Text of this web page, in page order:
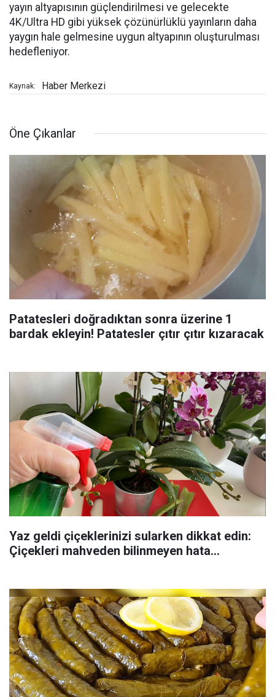
yayın altyapısının güçlendirilmesi ve gelecekte
4K/Ultra HD gibi yüksek çözünürlüklü yayınların daha
yaygın hale gelmesine uygun altyapının oluşturulması
hedefleniyor.
Kaynak: Haber Merkezi
Öne Çıkanlar
Patatesleri doğradıktan sonra üzerine 1
bardak ekleyin! Patatesler çıtır çıtır kızaracak
Yaz geldi çiçeklerinizi sularken dikkat edin:
Çiçekleri mahveden bilinmeyen hata...